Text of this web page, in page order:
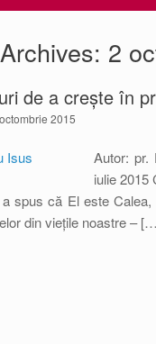
2
de a crește în
2015
Autor: pr.
iulie 2015
spus că El este
din viețile noastre –